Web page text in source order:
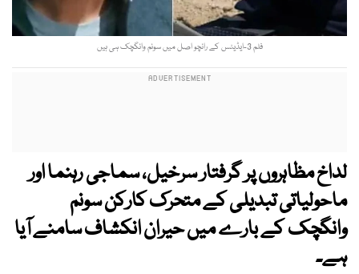
فلم 3-ایڈیٹس کے رانچو اصل میں سونم وانگچک ہی ہیں
لداخ مظاہروں پر گرفتار سرخیل، سماجی رہنما اور
ماحولیاتی تبدیلی کے متحرک کارکن سونم
وانگچک کے بارے میں حیران انکشاف سامنے آیا
ہے۔